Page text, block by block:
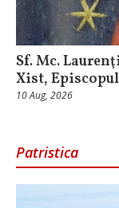
Sf. Mc.
Xist,
10 Aug, 2026
Patristica